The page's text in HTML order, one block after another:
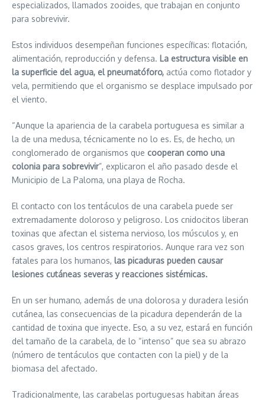
especializados, llamados zooides, que trabajan en conjunto
para sobrevivir.
Estos individuos desempeñan funciones específicas: flotación,
alimentación, reproducción y defensa. La estructura visible en
la superficie del agua, el pneumatóforo, actúa como flotador y
vela, permitiendo que el organismo se desplace impulsado por
el viento.
“Aunque la apariencia de la carabela portuguesa es similar a
la de una medusa, técnicamente no lo es. Es, de hecho, un
conglomerado de organismos que cooperan como una
colonia para sobrevivir”, explicaron el año pasado desde el
Municipio de La Paloma, una playa de Rocha.
El contacto con los tentáculos de una carabela puede ser
extremadamente doloroso y peligroso. Los cnidocitos liberan
toxinas que afectan el sistema nervioso, los músculos y, en
casos graves, los centros respiratorios. Aunque rara vez son
fatales para los humanos, las picaduras pueden causar
lesiones cutáneas severas y reacciones sistémicas.
En un ser humano, además de una dolorosa y duradera lesión
cutánea, las consecuencias de la picadura dependerán de la
cantidad de toxina que inyecte. Eso, a su vez, estará en función
del tamaño de la carabela, de lo “intenso” que sea su abrazo
(número de tentáculos que contacten con la piel) y de la
biomasa del afectado.
Tradicionalmente, las carabelas portuguesas habitan áreas